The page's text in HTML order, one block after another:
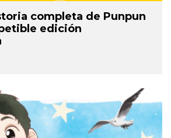
completa de Punpun
edición